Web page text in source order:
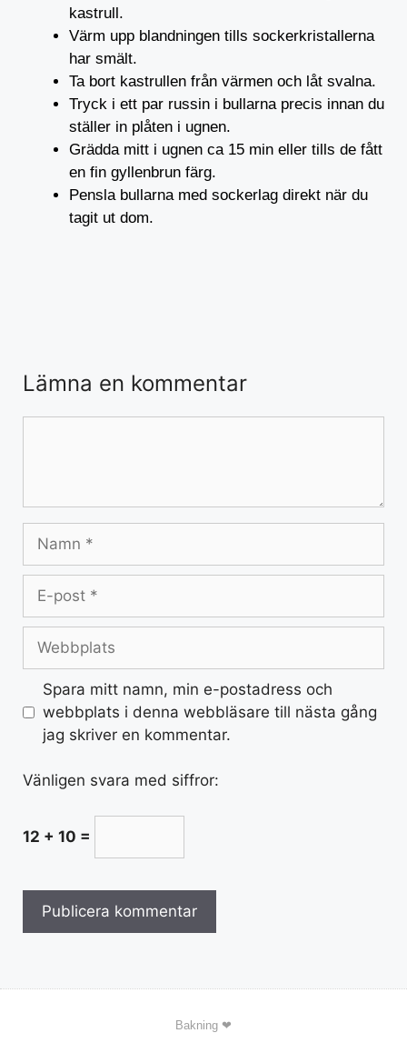
kastrull.
Värm upp blandningen tills sockerkristallerna
har smält.
Ta bort kastrullen från värmen och låt svalna.
Tryck i ett par russin i bullarna precis innan du
ställer in plåten i ugnen.
Grädda mitt i ugnen ca 15 min eller tills de fått
en fin gyllenbrun färg.
Pensla bullarna med sockerlag direkt när du
tagit ut dom.
Lämna en kommentar
Spara mitt namn, min e-postadress och
webbplats i denna webbläsare till nästa gång
jag skriver en kommentar.
Vänligen svara med siffror:
12 + 10 =
Bakning ❤